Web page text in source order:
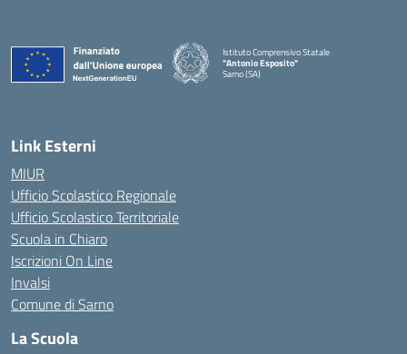
Istituto Comprensivo Statale
"Antonio Esposito"
Sarno (SA)
Link Esterni
MIUR
Ufficio Scolastico Regionale
Ufficio Scolastico Territoriale
Scuola in Chiaro
Iscrizioni On Line
Invalsi
Comune di Sarno
La Scuola